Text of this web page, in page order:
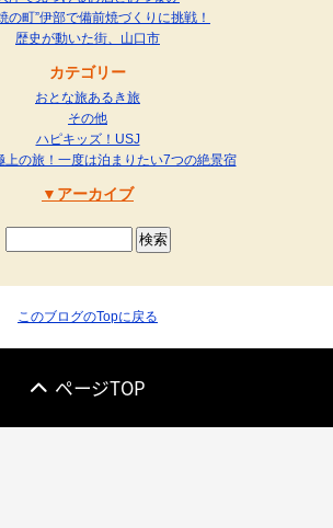
の町”伊部で備前焼づくりに挑戦！
歴史が動いた街、山口市
カテゴリー
おとな旅あるき旅
その他
ハピキッズ！USJ
上の旅！一度は泊まりたい7つの絶景宿
アーカイブ
このブログのTopに戻る
ページTOP